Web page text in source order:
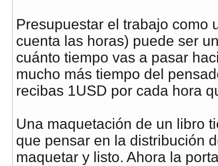
Presupuestar el trabajo como
cuenta las horas) puede ser
cuánto tiempo vas a pasar
mucho más tiempo del
recibas 1USD por cada hora
Una maquetación de un libro
que pensar en la distribución
maquetar y listo. Ahora la